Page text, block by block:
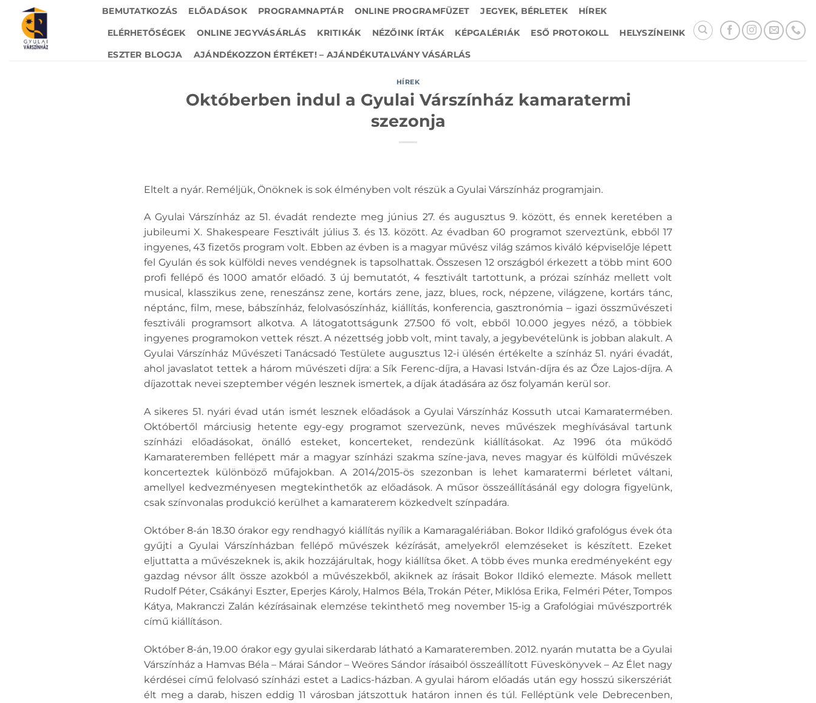
content
BEMUTATKOZÁS ELŐADÁSOK PROGRAMNAPTÁR ONLINE PROGRAMFÜZET JEGYEK, BÉRLETEK
HÍREK
ELÉRHETŐSÉGEK
ONLINE JEGYVÁSÁRLÁS KRITIKÁK NÉZŐINK ÍRTÁK KÉPGALÉRIÁK ESŐ PROTOKOLL
HELYSZÍNEINK
ESZTER BLOGJA
AJÁNDÉKOZZON ÉRTÉKET! – AJÁNDÉKUTALVÁNY VÁSÁRLÁS
HÍREK
Októberben indul a Gyulai Várszínház kamaratermi
szezonja
Eltelt a nyár. Reméljük, Önöknek is sok élményben volt részük a Gyulai Várszínház programjain.
A Gyulai Várszínház az 51. évadát rendezte meg június 27. és augusztus 9. között, és ennek keretében a
jubileumi X. Shakespeare Fesztivált július 3. és 13. között. Az évadban 60 programot szerveztünk, ebből 17
ingyenes, 43 fizetős program volt. Ebben az évben is a magyar művész világ számos kiváló képviselője lépett
fel Gyulán és sok külföldi neves vendégnek is tapsolhattak. Összesen 12 országból érkezett a több mint 600
profi fellépő és 1000 amatőr előadó. 3 új bemutatót, 4 fesztivált tartottunk, a prózai színház mellett volt
musical, klasszikus zene, reneszánsz zene, kortárs zene, jazz, blues, rock, népzene, világzene, kortárs tánc,
néptánc, film, mese, bábszínház, felolvasószínház, kiállítás, konferencia, gasztronómia – igazi összművészeti
fesztiváli programsort alkotva. A látogatottságunk 27.500 fő volt, ebből 10.000 jegyes néző, a többiek
ingyenes programokon vettek részt. A nézettség jobb volt, mint tavaly, a jegybevételünk is jobban alakult. A
Gyulai Várszínház Művészeti Tanácsadó Testülete augusztus 12-i ülésén értékelte a színház 51. nyári évadát,
ahol javaslatot tettek a három művészeti díjra: a Sík Ferenc-díjra, a Havasi István-díjra és az Őze Lajos-díjra. A
díjazottak nevei szeptember végén lesznek ismertek, a díjak átadására az ősz folyamán kerül sor.
A sikeres 51. nyári évad után ismét lesznek előadások a Gyulai Várszínház Kossuth utcai Kamaratermében.
Októbertől márciusig hetente egy-egy programot szervezünk, neves művészek meghívásával tartunk
színházi előadásokat, önálló esteket, koncerteket, rendezünk kiállításokat. Az 1996 óta működő
Kamarateremben fellépett már a magyar színházi szakma színe-java, neves magyar és külföldi művészek
koncerteztek különböző műfajokban. A 2014/2015-ös szezonban is lehet kamaratermi bérletet váltani,
amellyel kedvezményesen megtekinthetők az előadások. A műsor összeállításánál egy dologra figyelünk,
csak színvonalas produkció kerülhet a kamaraterem közkedvelt színpadára.
Október 8-án 18.30 órakor egy rendhagyó kiállítás nyílik a Kamaragalériában. Bokor Ildikó grafológus évek óta
gyűjti a Gyulai Várszínházban fellépő művészek kézírását, amelyekről elemzéseket is készített. Ezeket
eljuttatta a művészeknek is, akik hozzájárultak, hogy kiállítsa őket. A több éves munka eredményeként egy
gazdag névsor állt össze azokból a művészekből, akiknek az írásait Bokor Ildikó elemezte. Mások mellett
Rudolf Péter, Csákányi Eszter, Eperjes Károly, Halmos Béla, Trokán Péter, Miklósa Erika, Felméri Péter, Tompos
Kátya, Makranczi Zalán kézírásainak elemzése tekinthető meg november 15-ig a Grafológiai művészportrék
című kiállításon.
Október 8-án, 19.00 órakor egy gyulai sikerdarab látható a Kamarateremben. 2012. nyarán mutatta be a Gyulai
Várszínház a Hamvas Béla – Márai Sándor – Weöres Sándor írásaiból összeállított Füveskönyvek – Az Élet nagy
kérdései című felolvasó színházi estet a Ladics-házban. A gyulai három előadás után egy hosszú sikerszériát
élt meg a darab, hiszen eddig 11 városban játszottuk határon innen és túl. Felléptünk vele Debrecenben,